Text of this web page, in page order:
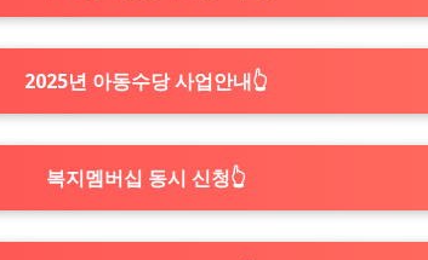
2025년 아동수당 사업안내👆
복지멤버십 동시 신청👆